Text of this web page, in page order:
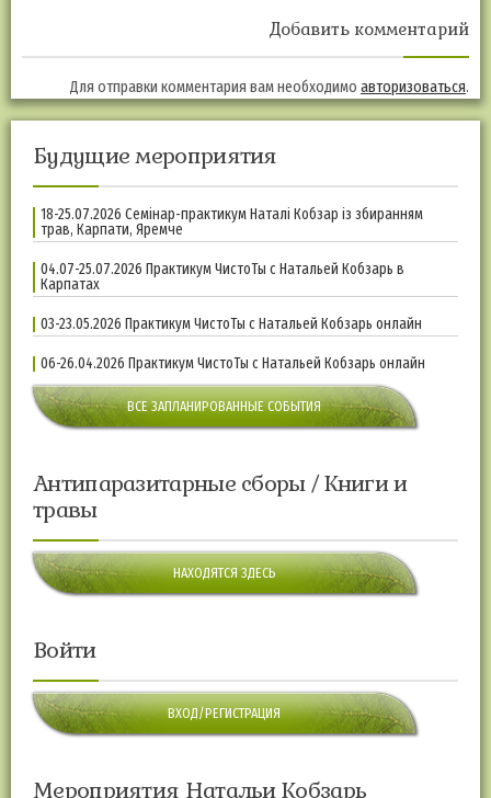
Добавить комментарий
Для отправки комментария вам необходимо авторизоваться.
Будущие мероприятия
18-25.07.2026 Семінар-практикум Наталі Кобзар із збиранням
трав, Карпати, Яремче
04.07-25.07.2026 Практикум ЧистоТы с Натальей Кобзарь в
Карпатах
03-23.05.2026 Практикум ЧистоТы с Натальей Кобзарь онлайн
06-26.04.2026 Практикум ЧистоТы с Натальей Кобзарь онлайн
ВСЕ ЗАПЛАНИРОВАННЫЕ СОБЫТИЯ
Антипаразитарные сборы / Книги и
травы
НАХОДЯТСЯ ЗДЕСЬ
Войти
ВХОД/РЕГИСТРАЦИЯ
Мероприятия Натальи Кобзарь